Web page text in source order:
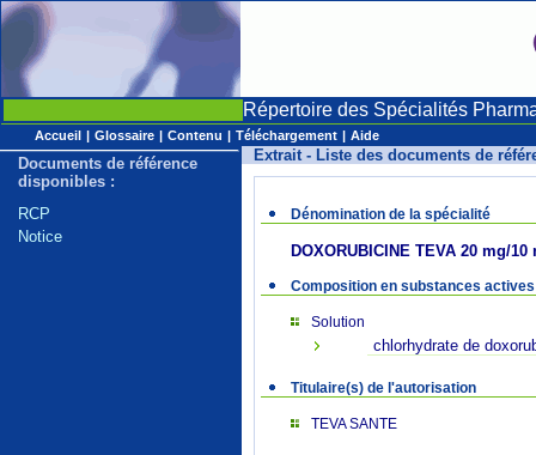
Répertoire des Spécialités
Accueil | Glossaire | Contenu | Téléchargement | Aide
Documents de référence
disponibles :
RCP
Notice
Extrait - Liste des documents de
Dénomination de la spécialité
DOXORUBICINE TEVA 20 mg/
Composition en substances actives
Solution
chlorhydrate de
Titulaire(s) de l'autorisation
TEVA SANTE